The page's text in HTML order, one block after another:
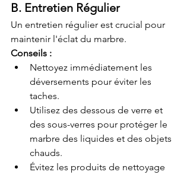
B. Entretien Régulier
Un entretien régulier est crucial pour
maintenir l'éclat du marbre.
Conseils :
Nettoyez immédiatement les
déversements pour éviter les
taches.
Utilisez des dessous de verre et
des sous-verres pour protéger le
marbre des liquides et des objets
chauds.
Évitez les produits de nettoyage